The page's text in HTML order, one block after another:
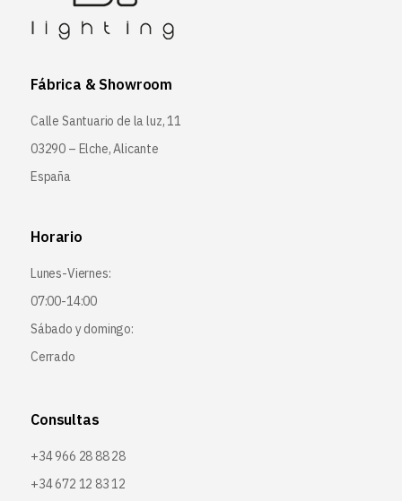
Fábrica & Showroom
Calle Santuario de la luz, 11
03290 – Elche, Alicante
España
Horario
Lunes-Viernes:
07:00-14:00
Sábado y domingo:
Cerrado
Consultas
+34 966 28 88 28
+34 672 12 83 12